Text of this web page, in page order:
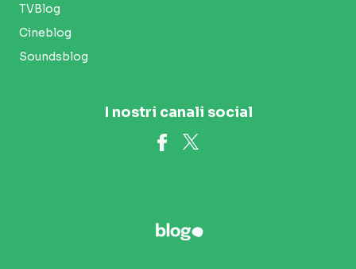
TVBlog
Cineblog
Soundsblog
I nostri canali social